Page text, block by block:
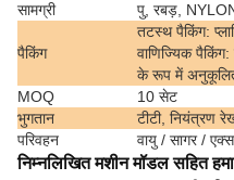
सामग्री
पु, रबड़,
पैकिंग
तटस्थ पैकिंग:
वाणिज्यिक
के रूप में
MOQ
10 सेट
भुगतान
टीटी, नियंत्रण
परिवहन
वायु / सागर /
निम्नलिखित मशीन मॉडल सहित